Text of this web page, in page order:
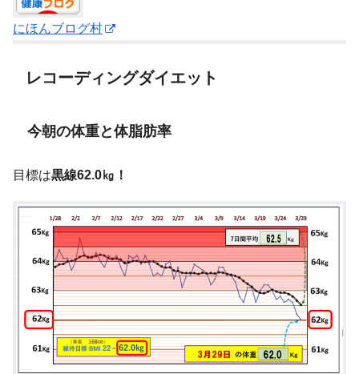
にほんブログ村
レコーディングダイエット
今朝の体重と体脂肪率
目標は黒線62.0㎏！